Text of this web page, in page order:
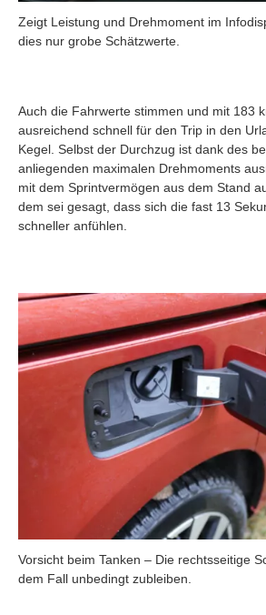
Zeigt Leistung und Drehmoment im
dies nur grobe Schätzwerte.
Auch die Fahrwerte stimmen und mit 183
ausreichend schnell für den Trip in den
Kegel. Selbst der Durchzug ist dank des
anliegenden maximalen Drehmoments
mit dem Sprintvermögen aus dem Stand
dem sei gesagt, dass sich die fast 13
schneller anfühlen.
Vorsicht beim Tanken – Die rechtsseitige
dem Fall unbedingt zubleiben.